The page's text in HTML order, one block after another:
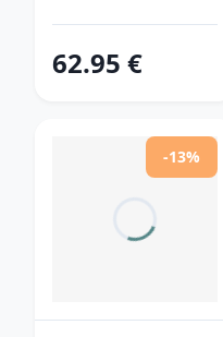
62.95 €
-13%